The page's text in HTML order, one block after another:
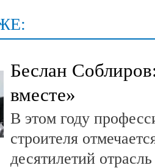
Беслан
вместе»
В этом году
строителя
десятилетий